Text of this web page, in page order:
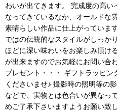
わいが出てきます。 完成度の高
なってきているなか、オールドな
素晴らしい作品に仕上がっていま
ではの伝統的なスタイルがしっか
ほどに深い味わいをお楽しみ頂け
が出来ますのでお気軽にお問い合
プレゼント・・・ ギフトラッピ
くださいませ♪ 撮影時の照明等の
などで、実物とは色合いが異なっ
めご了承下さいますようお願い致